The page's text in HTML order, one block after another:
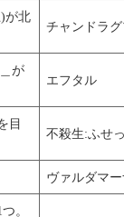
が北
チャンドラ
が
エフタル
目
不殺生:ふせ
ヴァルダマ
。